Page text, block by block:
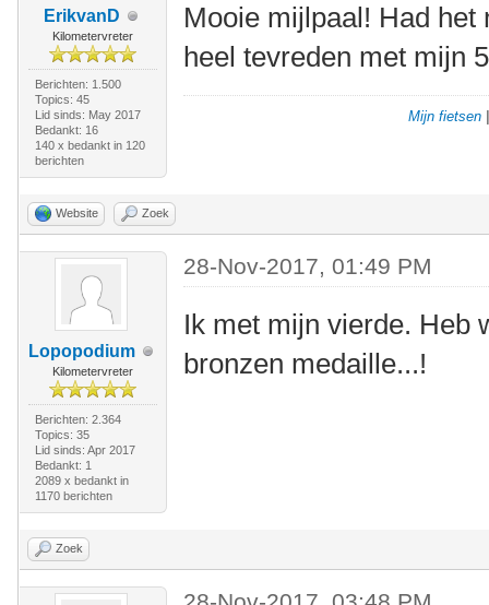
ErikvanD
Kilometervreter
Berichten: 1.500
Topics: 45
Lid sinds: May 2017
Bedankt: 16
140 x bedankt in 120
berichten
Mooie mijlpaal! Had het
heel tevreden met mijn
Mijn fietsen
Website Zoek
Lopopodium
Kilometervreter
Berichten: 2.364
Topics: 35
Lid sinds: Apr 2017
Bedankt: 1
2089 x bedankt in
1170 berichten
28-Nov-2017, 01:49 PM
Ik met mijn vierde. Heb
bronzen medaille...!
Zoek